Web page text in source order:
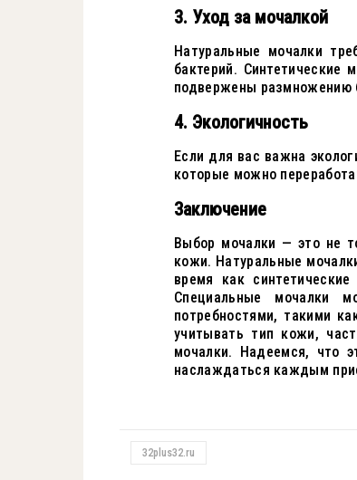
3. Уход за мочалкой
Натуральные мочалки
бактерий.
подвержены размножению
4. Экологичность
Если для вас важна
которые можно
Заключение
Выбор мочалки — это не
кожи. Натуральные
время как
Специальные мочалки
потребностями, такими
учитывать тип кожи,
мочалки. Надеемся, что
наслаждаться каждым
32plus32.ru